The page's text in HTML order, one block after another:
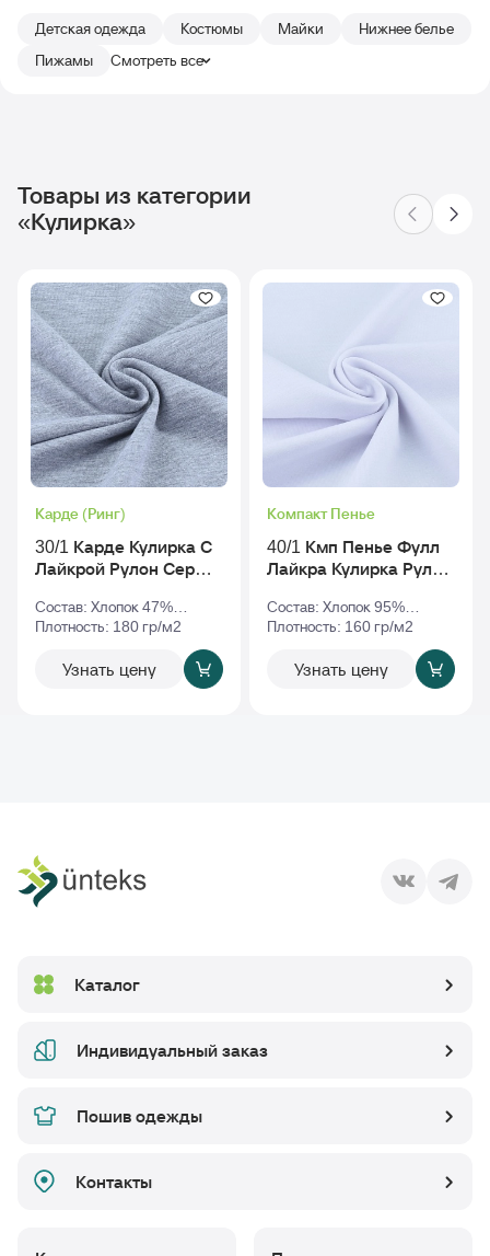
Детская одежда
Костюмы Майки
Нижнее белье
Пижамы
Смотреть все
Товары из категории
«Кулирка»
Карде (Ринг)
30/1 Карде Кулирка С
Лайкрой Рулон Серый-
Состав: Хлопок 47%
Полиэстер 47% Эластан
Плотность: 180 гр/м2
Узнать цену
Компакт Пенье
40/1 Кмп Пенье Фулл
Лайкра Кулирка Рулон
Состав: Хлопок 95%
Эластан 5%
Плотность: 160 гр/м2
Узнать цену
Каталог
Индивидуальный заказ
Пошив одежды
Контакты